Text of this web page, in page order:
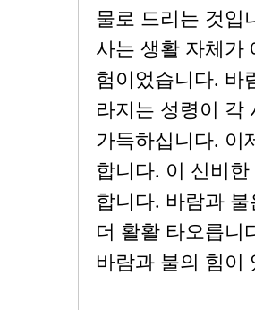
물로 드리는 것입
사는 생활 자체가
험이었습니다. 바
라지는 성령이 각
가득하십니다. 이
합니다. 이 신비
합니다. 바람과
더 활활 타오릅니
바람과 불의 힘이